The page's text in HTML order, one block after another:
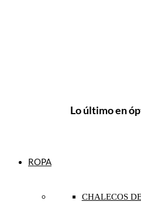
Lo último en
ROPA
CHALECOS